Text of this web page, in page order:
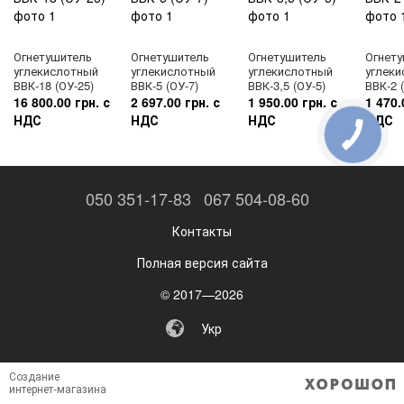
регламентируется правилами пожарной безопасности
которые направлены на обеспечения однозначного
безопасности, сохранения жизни и здоровья людей,
снижения материального ущерба, без применения слов или
с их минимальным количеством.
Огнетушитель
углекислотный
ВВК-18 (ОУ-25)
16 800.00 грн. с
НДС
Огнетушитель
углекислотный
ВВК-5 (ОУ-7)
2 697.00 грн. с
НДС
Огнетушитель
углекислотный
ВВК-3,5 (ОУ-5)
1 950.00 грн. с
НДС
ВВК-2
1
НДС
050 351-17-83 067 504-08-60
Контакты
Полная версия сайта
© 2017—2026
Укр
Создание
интернет-магазина